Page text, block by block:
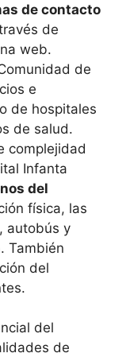
de contacto
de
web.
de
e
de hospitales
de salud.
complejidad
Infanta
del
física, las
autobús y
También
del
del
de